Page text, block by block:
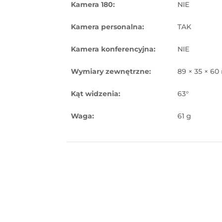
Kamera 180: NIE
Kamera personalna: TAK
Kamera konferencyjna: NIE
Wymiary zewnętrzne: 89 × 35 ×
Kąt widzenia: 63°
Waga: 61 g